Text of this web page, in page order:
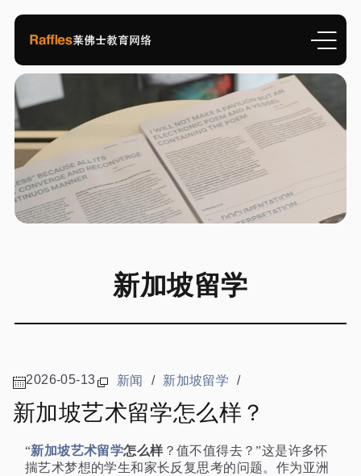
新加坡留学
2026-05-13 新闻 / 新加坡留学 /
新加坡艺术留学怎么样？
“新加坡艺术留学怎么样？值不值得去？”这是许多怀
揣艺术梦想的学生和家长反复思考的问题。作为亚洲